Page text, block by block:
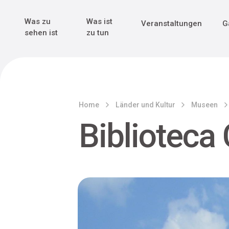
Main Navigation
Was zu
sehen ist
Was ist
zu tun
Veranstaltungen
Home Länder und Kultur Museen
Biblioteca